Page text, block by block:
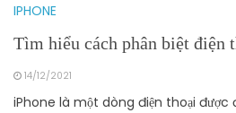
IPHONE
Tìm hiểu cách phân biệt điện
14/12/2021
iPhone là một dòng điện thoại được